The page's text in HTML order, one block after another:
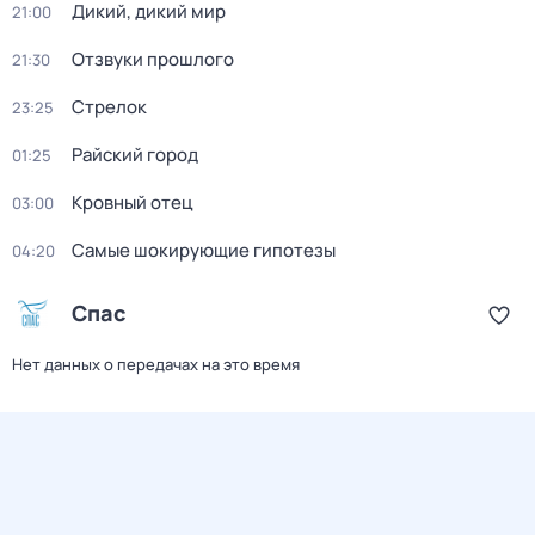
21:00 Дикий, дикий мир
21:30 Отзвуки прошлого
23:25 Стрелок
01:25 Райский город
03:00 Кровный отец
04:20 Самые шoкиpующие гипотезы
Спас
Нет данных о передачах на это время